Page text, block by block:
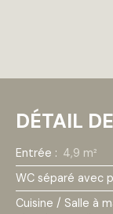
DÉTAIL
Entrée : 4,9 m²
WC séparé avec
Cuisine / Salle à